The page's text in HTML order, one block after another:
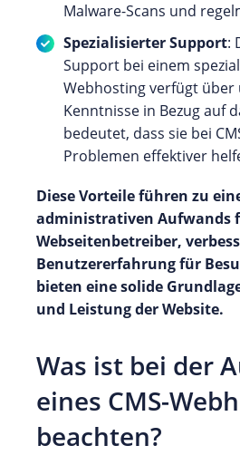
Malware-Scans und
Spezialisierter Support:
Support bei einem
Webhosting verfügt über
Kenntnisse in Bezug auf
bedeutet, dass sie bei
Problemen effektiver
Diese Vorteile führen zu
administrativen Aufwands
Webseitenbetreiber,
Benutzererfahrung für
bieten eine solide
und Leistung der Website.
Was ist bei der
eines CMS-
beachten?